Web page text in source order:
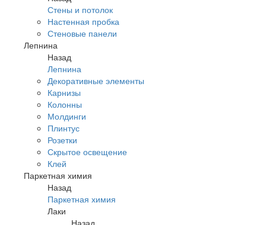
Стены и потолок
Настенная пробка
Стеновые панели
Лепнина
Назад
Лепнина
Декоративные элементы
Карнизы
Колонны
Молдинги
Плинтус
Розетки
Скрытое освещение
Клей
Паркетная химия
Назад
Паркетная химия
Лаки
Назад